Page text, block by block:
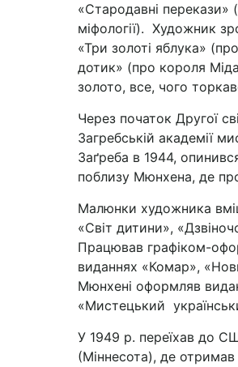
«Стародавні перекази»
міфології). Художник
«Три золоті яблука»
дотик» (про короля
золото, все, чого
Через початок Другої
Загребській академії
Заґреба в 1944,
поблизу Мюнхена, де
Малюнки художника
«Світ дитини»,
Працював графіком-
виданнях «Комар»,
Мюнхені оформляв
«Мистецький
У 1949 р. переїхав до
(Міннесота), де